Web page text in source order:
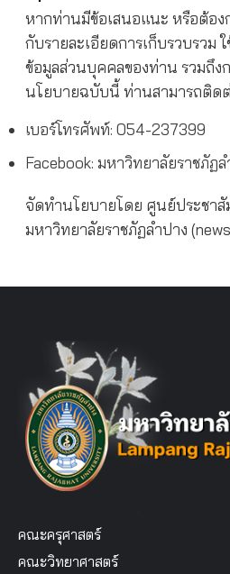
หากท่านมีข้อเสนอแนะ หรือต้อง
กับรายละเอียดการเก็บรวบรวม
ข้อมูลส่วนบุคคลของท่าน รวมถึง
นโยบายฉบับนี้ ท่านสามารถติด
เบอร์โทรศัพท์: 054-237399
Facebook: มหาวิทยาลัยราชภัฏล
จัดทำนโยบายโดย ศูนย์ประชาสั
มหาวิทยาลัยราชภัฏลำปาง
คณะครุศาสตร์
คณะวิทยาศาสตร์